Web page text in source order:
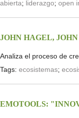
abierta; liderazgo; open
JOHN HAGEL,
Analiza el proceso de
Tags: ecosistemas;
EMOTOOLS: